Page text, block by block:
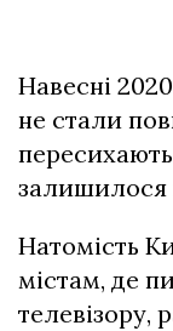
Навесні
не стали
залишилося
Натомість
містам, де
телевізору,